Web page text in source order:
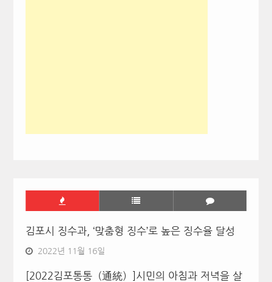
김포시 징수과, ‘맞춤형 징수’로 높은 징수율 달성
2022년 11월 16일
[2022김포통통（通統）]시민의 아침과 저녁을 살